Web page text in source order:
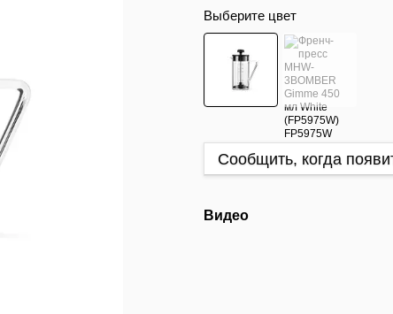
Выберите цвет
Сообщить, когда
Видео